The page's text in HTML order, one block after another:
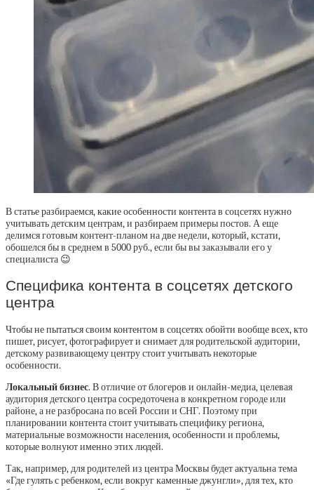
В статье разбираемся, какие особенности контента в соцсетях нужно
учитывать детским центрам, и разбираем примеры постов. А еще
делимся готовым контент-планом на две недели, который, кстати,
обошелся бы в среднем в 5000 руб., если бы вы заказывали его у
специалиста 😉
Специфика контента в соцсетях детского
центра
Чтобы не пытаться своим контентом в соцсетях обойти вообще всех, кто
пишет, рисует, фотографирует и снимает для родительской аудитории,
детскому развивающему центру стоит учитывать некоторые
особенности.
Локальный бизнес. В отличие от блогеров и онлайн-медиа, целевая
аудитория детского центра сосредоточена в конкретном городе или
районе, а не разбросана по всей России и СНГ. Поэтому при
планировании контента стоит учитывать специфику региона,
материальные возможности населения, особенности и проблемы,
которые волнуют именно этих людей.
Так, например, для родителей из центра Москвы будет актуальна тема
«Где гулять с ребенком, если вокруг каменные джунгли», для тех, кто